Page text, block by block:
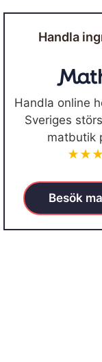
Handla
Handla online
Sveriges
matbutik
Besök